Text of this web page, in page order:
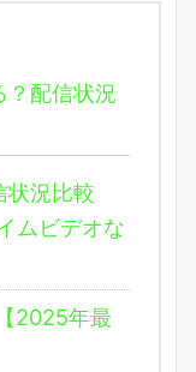
？配信状況
状況比較
ムビデオな
2025年最